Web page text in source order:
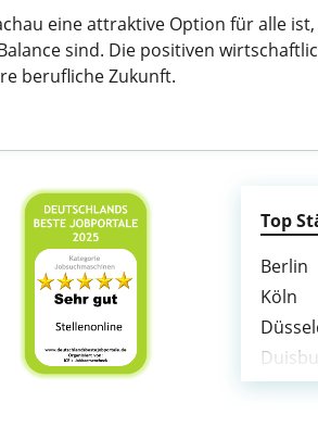
eine attraktive Option für alle
sind. Die positiven
berufliche Zukunft.
Top
Berlin
Köln